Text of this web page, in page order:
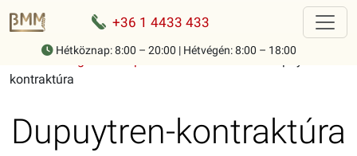
+36 1 4433 433
Hétköznap: 8:00 – 20:00 | Hétvégén: 8:00 – 18:00
- Mozgásszervi panaszok ismertetése
kontraktúra
Dupuytren-kontraktúra